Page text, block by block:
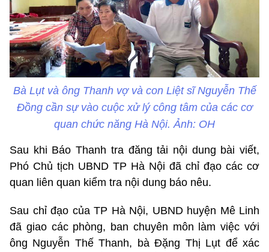
Bà Lụt và ông Thanh vợ và con Liệt sĩ Nguyễn Thế
Đồng cần sự vào cuộc xử lý công tâm của các cơ
quan chức năng Hà Nội. Ảnh: OH
Sau khi Báo Thanh tra đăng tải nội dung bài viết,
Phó Chủ tịch UBND TP Hà Nội đã chỉ đạo các cơ
quan liên quan kiểm tra nội dung báo nêu.
Sau chỉ đạo của TP Hà Nội, UBND huyện Mê Linh
đã giao các phòng, ban chuyên môn làm việc với
ông Nguyễn Thế Thanh, bà Đặng Thị Lụt để xác